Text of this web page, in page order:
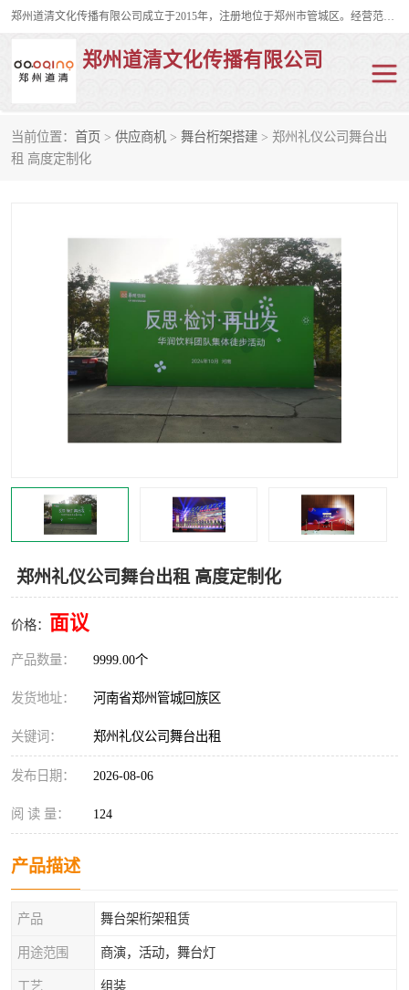
郑州道清文化传播有限公司成立于2015年，注册地位于郑州市管城区。经营范围包括会议及展览服务、庆典礼仪策划、企业形象策划、企业管理咨询、计算机图文设计、制作等。主要产品服务有：舞台桁架搭建，背景板搭建，灯光音响，雷亚舞台搭建、龙门架搭建、会议桌椅租赁、灯光音响租赁、空飘出租、气柱拱门租赁、喷绘写真制作、kt板制作。
郑州道清文化传播有限公司
当前位置： 首页 > 供应商机 > 舞台桁架搭建 > 郑州礼仪公司舞台出
租 高度定制化
郑州礼仪公司舞台出租 高度定制化
价格： 面议
产品数量： 9999.00个
发货地址： 河南省郑州管城回族区
关键词： 郑州礼仪公司舞台出租
发布日期： 2026-08-06
阅 读 量： 124
产品描述
产品 舞台架桁架租赁
用途范围 商演，活动，舞台灯
工艺 组装
舞台桁架搭建
truss架出租
kt板制作 场地布置
背景板搭建 雷亚舞台搭建
龙门架搭建 会议桌椅租赁
空飘出租